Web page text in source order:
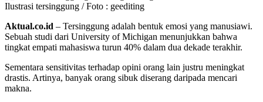
Ilustrasi tersinggung / Foto : geediting
Aktual.co.id – Tersinggung adalah bentuk emosi yang manusiawi.
Sebuah studi dari University of Michigan menunjukkan bahwa
tingkat empati mahasiswa turun 40% dalam dua dekade terakhir.
Sementara sensitivitas terhadap opini orang lain justru meningkat
drastis. Artinya, banyak orang sibuk diserang daripada mencari
makna.